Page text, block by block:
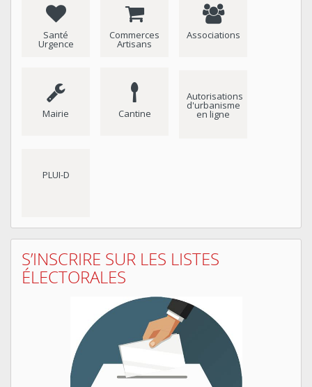
Santé
Urgence
Commerces
Artisans
Associations
Mairie Cantine
Autorisations
d'urbanisme
en ligne
PLUI-D
S’INSCRIRE SUR LES LISTES
ÉLECTORALES